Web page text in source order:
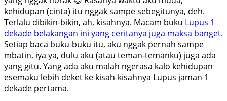
kehidupan (cinta) itu nggak sampe sebegitunya, deh.
Terlalu dibikin-bikin, ah, kisahnya. Macam buku Lupus 1
dekade belakangan ini yang ceritanya juga maksa banget.
Setiap baca buku-buku itu, aku nggak pernah sampe
mbatin, iya ya, dulu aku (atau teman-temanku) juga ada
yang gitu. Yang ada aku malah ngerasa kalo kehidupan
esemaku lebih deket ke kisah-kisahnya Lupus jaman 1
dekade pertama.